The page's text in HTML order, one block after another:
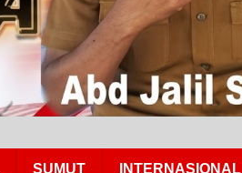
SUMUT INTERNASIONAL